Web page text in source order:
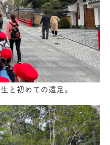
と初めての遠足。